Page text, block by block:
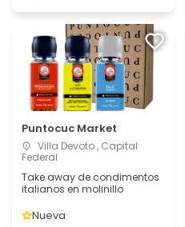
Puntocuc Market
Villa Devoto , Capital
Federal
Take away de condimentos
italianos en molinillo
Nueva